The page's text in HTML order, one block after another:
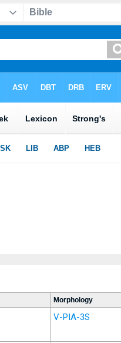
Morphology
V-PIA-3S